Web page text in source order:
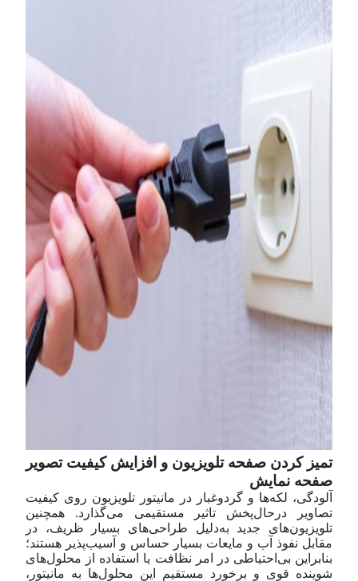
تمیز کردن صفحه تلویزیون و افزایش کیفیت تصویر
صفحه نمایش
آلودگی، لکه‌ها و گرد‌و‌غبار در مانیتور تلویزیون روی کیفیت
تصاویر در‌حال‌پخش تاثیر مستقیمی می‌گذارد. همچنین
تلویزیون‌های جدید به‌دلیل طراحی‌های بسیار ظریف، در
مقابل نفوذ آب و مایعات بسیار حساس و آسیب‌پذیر هستند؛
بنابراین بی‌احتیاطی در امر نظافت یا استفاده از محلول‌های
شوینده قوی و برخورد مستقیم این محلول‌ها به مانیتور،